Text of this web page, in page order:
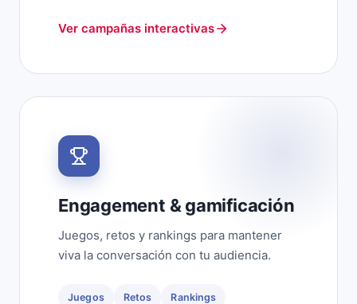
Ver campañas interactivas
Engagement & gamificación
Juegos, retos y rankings para mantener
viva la conversación con tu audiencia.
Juegos Retos Rankings